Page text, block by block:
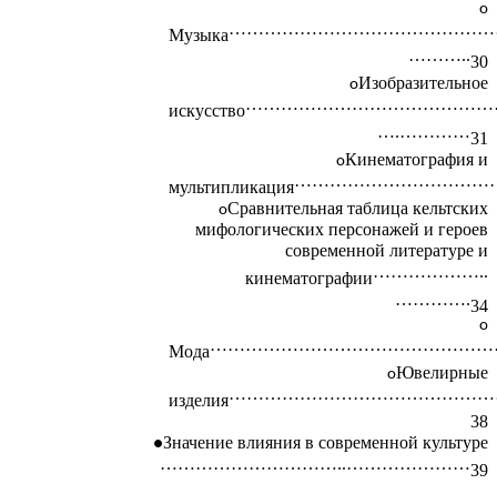
Музыка
………..30
Изобразительное
искусство
….…………31
Кинематография и
мультипликация
Сравнительная таблица кельтских
мифологических персонажей и героев
современной литературе и
кинематографии………………..
………….34
Мода
Ювелирные
изделия
38
Значение влияния в современной культуре
…………………………..…………………39